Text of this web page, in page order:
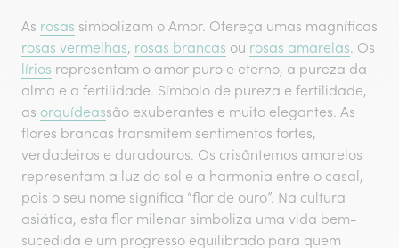
As rosas simbolizam o Amor. Ofereça umas magníficas
rosas vermelhas, rosas brancas ou rosas amarelas. Os
lírios representam o amor puro e eterno, a pureza da
alma e a fertilidade. Símbolo de pureza e fertilidade,
as orquídeassão exuberantes e muito elegantes. As
flores brancas transmitem sentimentos fortes,
verdadeiros e duradouros. Os crisântemos amarelos
representam a luz do sol e a harmonia entre o casal,
pois o seu nome significa “flor de ouro”. Na cultura
asiática, esta flor milenar simboliza uma vida bem-
sucedida e um progresso equilibrado para quem